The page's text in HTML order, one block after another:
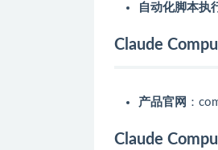
自动化脚本执
Claude
产品官网 ：
Claude